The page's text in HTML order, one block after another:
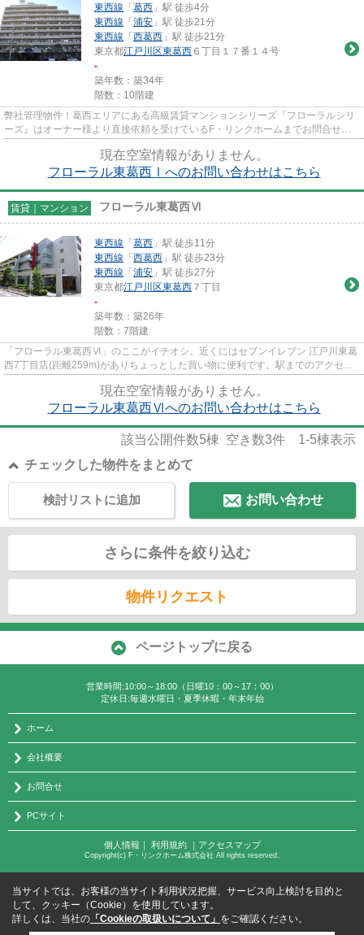
東西線 「 葛西 」駅 徒歩4分
東西線 「 浦安 」駅 徒歩21分
東西線 「 西葛西 」駅 徒歩21分
東京都江戸川区東葛西 ６丁目１７番１４号
-
築年数：築34年
階数：10階建
弊社管理物件！葛西エリアにある高級賃貸マンションシリーズ『フローラルシリ
ーズ』はオーナー様より直接依頼を受けているF・リンクホームまでお問合せ下
現在空室情報がありません。
フローラル東葛西Ⅰへのお問い合わせはこちら
賃貸｜マンション フローラル東葛西Ⅵ
東西線 「 葛西 」駅 徒歩11分
東西線 「 西葛西 」駅 徒歩23分
東西線 「 浦安 」駅 徒歩27分
東京都江戸川区東葛西 ７丁目
-
築年数：築26年
階数：7階建
「フローラル東葛西Ⅵ」のここがイチオシ。近くにはセブンイレブン 江戸川東葛
西7丁目店(距離259m)がありちょっとした買い物に便利です。駅までのアクセス
現在空室情報がありません。
フローラル東葛西Ⅵへのお問い合わせはこちら
該当公開件数5棟 空き数3件 1-5棟表示
チェックした物件をまとめて
お問い合わせ
検討リストに追加
さらに条件を絞り込む
物件リクエスト
ページトップに戻る
営業時間:10:00～18:00（日曜10：00～17：00）
定休日:毎週水曜日・夏季休暇・年末年始
ホーム
会社概要
お問合せ
PCサイト
個人情報 ｜ 利用規約｜ アクセスマップ
Copyright(c) F・リンクホーム株式会社 All rights reserved.
当サイトでは、お客様の当サイト利用状況把握、サービス向上検討を目的と
して、クッキー（Cookie）を使用しています。
詳しくは、当社の 「Cookieの取扱いについて」 をご確認ください。